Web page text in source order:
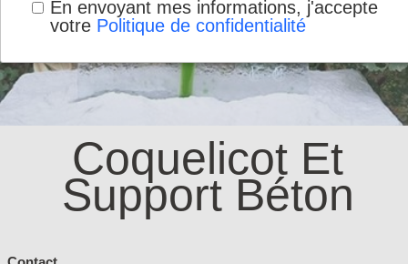
Coquelicot Et
Support Béton
En envoyant mes informations, j'accepte
votre Politique de confidentialité